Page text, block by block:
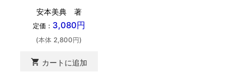
安本美典 著
定価： 3,080円
(本体 2,800円)
shopping_cart カートに追加